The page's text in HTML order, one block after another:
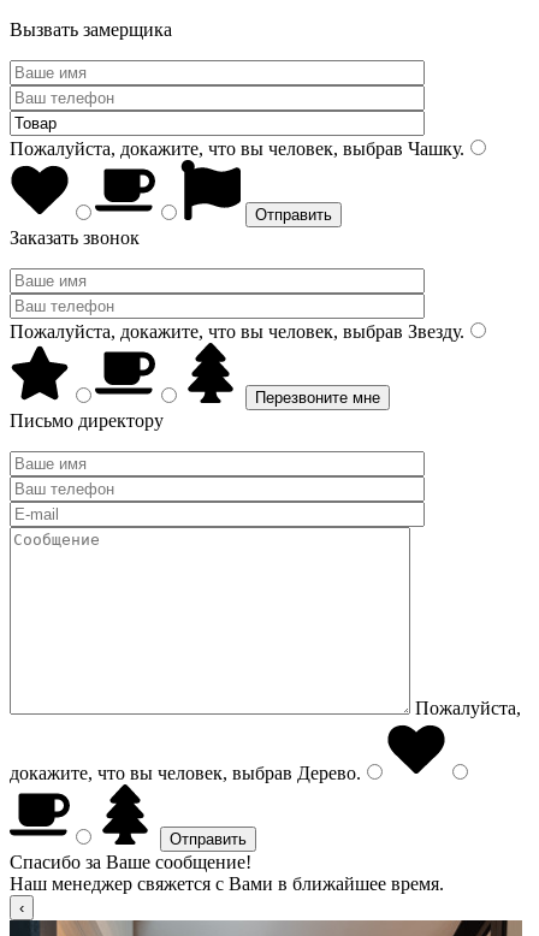
Вызвать замерщика
Пожалуйста, докажите, что вы человек, выбрав Чашку.
Заказать звонок
Пожалуйста, докажите, что вы человек, выбрав Звезду.
Письмо директору
Пожалуйста,
докажите, что вы человек, выбрав Дерево.
Спасибо за Ваше сообщение!
Наш менеджер свяжется с Вами в ближайшее время.